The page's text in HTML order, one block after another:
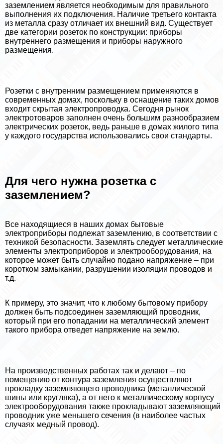
заземлением является необходимым для правильного
выполнения их подключения. Наличие третьего контакта
из металла сразу отличает их внешний вид. Существует
две категории розеток по конструкции: приборы
внутреннего размещения и приборы наружного
размещения.
Розетки с внутренним размещением применяются в
современных домах, поскольку в оснащение таких домов
входит скрытая электропроводка. Сегодня рынок
электротоваров заполнен очень большим разнообразием
электрических розеток, ведь раньше в домах жилого типа
у каждого государства использовались свои стандарты.
Для чего нужна розетка с
заземлением?
Все находящиеся в наших домах бытовые
электроприборы подлежат заземлению, в соответствии с
техникой безопасности. Заземлять следует металлические
элементы электроприборов и электрооборудования, на
которое может быть случайно подано напряжение – при
коротком замыкании, разрушении изоляции проводов и
т.д.
К примеру, это значит, что к любому бытовому прибору
должен быть подсоединен заземляющий проводник,
который при его попадании на металлический элемент
такого прибора отведет напряжение на землю.
На производственных работах так и делают – по
помещению от контура заземления осуществляют
прокладку заземляющего проводника (металлической
шины или кругляка), а от него к металлическому корпусу
электрооборудования также прокладывают заземляющий
проводник уже меньшего сечения (в наиболее частых
случаях медный провод).